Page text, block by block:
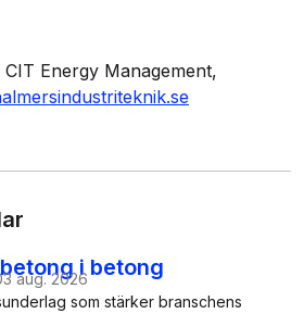
CIT Energy Management
i betong
aug. 2026
som stärker branschens